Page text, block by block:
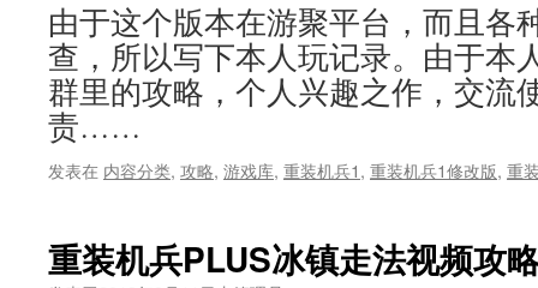
由于这个版本在游聚平台，而且各
查，所以写下本人玩记录。由于本
群里的攻略，个人兴趣之作，交流
责……
发表在 内容分类, 攻略, 游戏库, 重装机兵1, 重装机兵1修改版, 重
重装机兵PLUS冰镇走法视频攻